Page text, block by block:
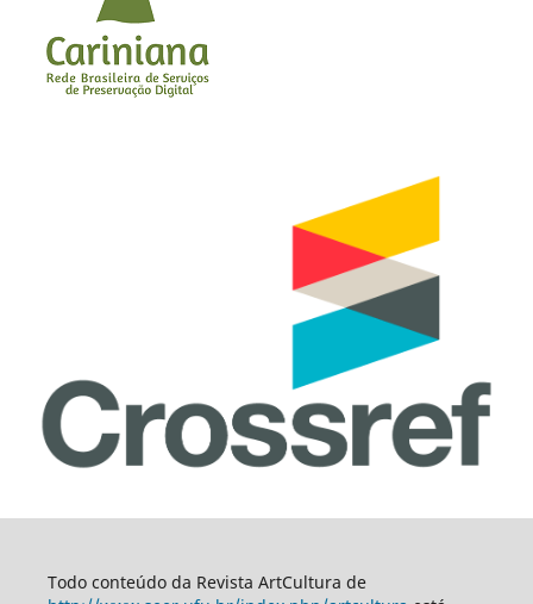
Todo conteúdo da Revista ArtCultura de